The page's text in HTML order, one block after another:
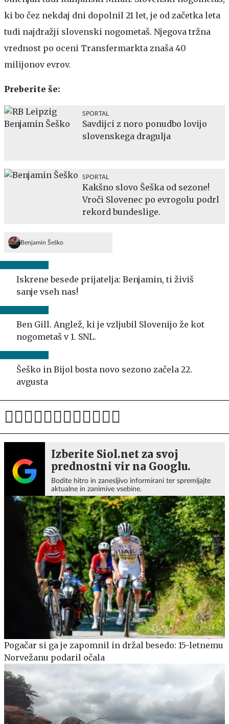
ki bo čez nekdaj dni dopolnil 21 let, je od začetka leta
tudi najdražji slovenski nogometaš. Njegova tržna
vrednost po oceni Transfermarkta znaša 40
milijonov evrov.
Preberite še:
SPORTAL
Savdijci z noro ponudbo lovijo
slovenskega dragulja
SPORTAL
Kakšno slovo Šeška od sezone!
Vroči Slovenec po evrogolu podrl
rekord bundeslige.
Benjamin Šeško
Iskrene besede prijatelja: Benjamin, ti živiš
sanje vseh nas!
Ben Gill. Anglež, ki je vzljubil Slovenijo že kot
nogometaš v 1. SNL.
Šeško in Bijol bosta novo sezono začela 22.
avgusta
Izberite Siol.net za svoj
prednostni vir na Googlu.
Bodite hitro in zanesljivo informirani ter spremljajte
aktualne in zanimive vsebine.
Pogačar si ga je zapomnil in držal besedo: 15-letnemu
Norvežanu podaril očala